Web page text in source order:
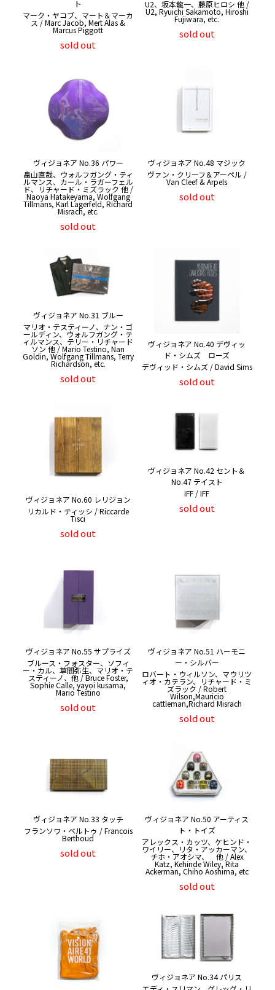
ト
マーク・ヤコブ、マート＆マーカ
ス / Marc Jacob, Mert Alas &
Marcus Piggott
sold out
U2、坂本龍一、藤原ヒロシ 他 /
U2, Ryuichi Sakamoto, Hiroshi
Fujiwara, etc.
sold out
ヴィジョネア No.36 パワー
畠山直哉、ウォルフガング・ティ
ルマンス、カール・ラガーフェル
ド、リチャード・ミズラック 他 /
Naoya Hatakeyama, Wolfgang
Tillmans, Karl Lagerfeld, Richard
Misrach, etc.
sold out
ヴィジョネア No.48 マジック
ヴァン・クリーフ＆アーペル /
Van Cleef & Arpels
sold out
ヴィジョネア No.31 ブルー
マリオ・テスティーノ、ナン・ゴ
ールディン、ウォルフガング・テ
ィルマンス、テリー・リチャード
ソン 他 / Mario Testino, Nan
Goldin, Wolfgang Tillmans, Terry
Richardson, etc.
sold out
ヴィジョネア No.40 デヴィッ
ド・シムズ ローズ
デヴィッド・シムズ / David Sims
sold out
ヴィジョネア No.60 レリジョン
リカルド・ティッシ / Riccarde
Tisci
sold out
ヴィジョネア No.42 セント＆
No.47 テイスト
IFF / IFF
sold out
ヴィジョネア No.55 サプライズ
ブルース・フォスター、ソフィ
ー・カル、草間弥生、マリオ・テ
スティーノ、他 / Bruce Foster,
Sophie Calle, yayoi kusama,
Mario Testino
sold out
ヴィジョネア No.51 ハーモニ
ー・シルバー
ロバート・ウィルソン、マウリツ
ィオ・カテラン、リチャード・ミ
ズラック / Robert
Wilson,Mauricio
cattleman,Richard Misrach
sold out
ヴィジョネア No.33 タッチ
フランソワ・ベルトゥ / Francois
Berthoud
sold out
ヴィジョネア No.50 アーティス
ト・トイズ
アレックス・カッツ、ケヒンド・
ワイリー、リタ・アッカーマン、
チホ・アオシマ、 他 / Alex
Katz, Kehinde Wiley, Rita
Ackerman, Chiho Aoshima, etc
sold out
ヴィジョネア No.34 パリス